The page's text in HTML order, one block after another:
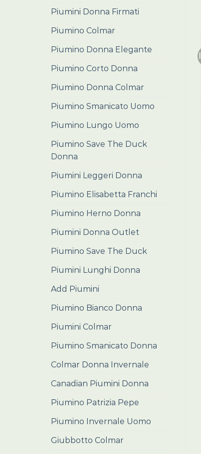
Piumini Donna Firmati
Piumino Colmar
Piumino Donna Elegante
Piumino Corto Donna
Piumino Donna Colmar
Piumino Smanicato Uomo
Piumino Lungo Uomo
Piumino Save The Duck
Donna
Piumini Leggeri Donna
Piumino Elisabetta Franchi
Piumino Herno Donna
Piumini Donna Outlet
Piumino Save The Duck
Piumini Lunghi Donna
Add Piumini
Piumino Bianco Donna
Piumini Colmar
Piumino Smanicato Donna
Colmar Donna Invernale
Canadian Piumini Donna
Piumino Patrizia Pepe
Piumino Invernale Uomo
Giubbotto Colmar